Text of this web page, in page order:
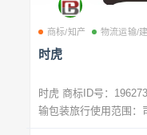
商标/知产 物流运输/
时虎
时虎 商标ID号：1962730所属类别：第39类-运
输包装旅行使用范围：